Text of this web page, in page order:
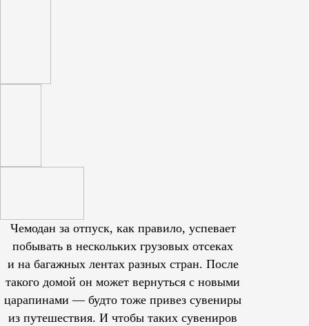
Чемодан за отпуск, как правило, успевает
побывать в нескольких грузовых отсеках
и на багажных лентах разных стран. После
такого домой он может вернуться с новыми
царапинами — будто тоже привез сувениры
из путешествия. И чтобы таких сувениров